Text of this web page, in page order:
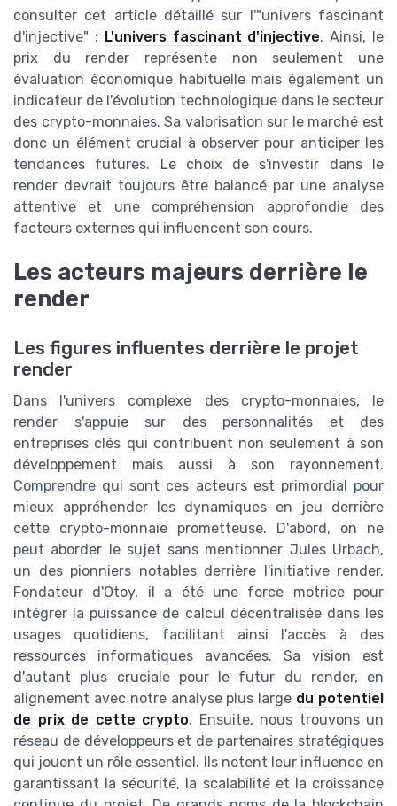
consulter cet article détaillé sur l'"univers fascinant
d'injective" : L'univers fascinant d'injective. Ainsi, le
prix du render représente non seulement une
évaluation économique habituelle mais également un
indicateur de l'évolution technologique dans le secteur
des crypto-monnaies. Sa valorisation sur le marché est
donc un élément crucial à observer pour anticiper les
tendances futures. Le choix de s'investir dans le
render devrait toujours être balancé par une analyse
attentive et une compréhension approfondie des
facteurs externes qui influencent son cours.
Les acteurs majeurs derrière le
render
Les figures influentes derrière le projet
render
Dans l'univers complexe des crypto-monnaies, le
render s'appuie sur des personnalités et des
entreprises clés qui contribuent non seulement à son
développement mais aussi à son rayonnement.
Comprendre qui sont ces acteurs est primordial pour
mieux appréhender les dynamiques en jeu derrière
cette crypto-monnaie prometteuse. D'abord, on ne
peut aborder le sujet sans mentionner Jules Urbach,
un des pionniers notables derrière l'initiative render.
Fondateur d'Otoy, il a été une force motrice pour
intégrer la puissance de calcul décentralisée dans les
usages quotidiens, facilitant ainsi l'accès à des
ressources informatiques avancées. Sa vision est
d'autant plus cruciale pour le futur du render, en
alignement avec notre analyse plus large du potentiel
de prix de cette crypto. Ensuite, nous trouvons un
réseau de développeurs et de partenaires stratégiques
qui jouent un rôle essentiel. Ils notent leur influence en
garantissant la sécurité, la scalabilité et la croissance